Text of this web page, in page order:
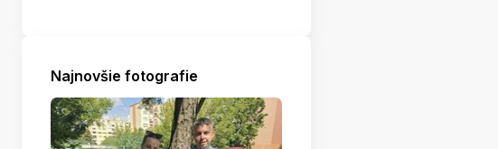
Najnovšie fotografie